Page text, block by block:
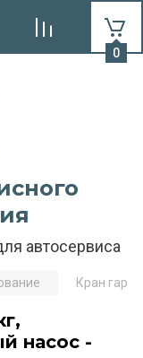
автосервиса
0
Кран
насос -